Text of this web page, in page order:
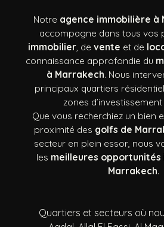
Notre agence immobilière à
accompagne dans tous vos
immobilier, de vente et de
connaissance approfondie du
à Marrakech. Nous
principaux quartiers
zones d’investissement
Que vous recherchiez un bien
proximité des golfs de
secteur en plein essor, nous
les meilleures opportunités
Marrakech.
Quartiers et secteurs où